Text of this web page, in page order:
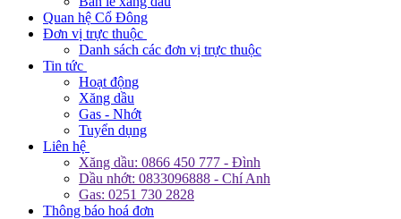
Quan hệ Cổ Đông
Đơn vị trực thuộc
Danh sách các đơn vị trực thuộc
Tin tức
Hoạt động
Xăng dầu
Gas - Nhớt
Tuyển dụng
Liên hệ
Xăng dầu: 0866 450 777 - Đình
Dầu nhớt: 0833096888 - Chí Anh
Gas: 0251 730 2828
Thông báo hoá đơn